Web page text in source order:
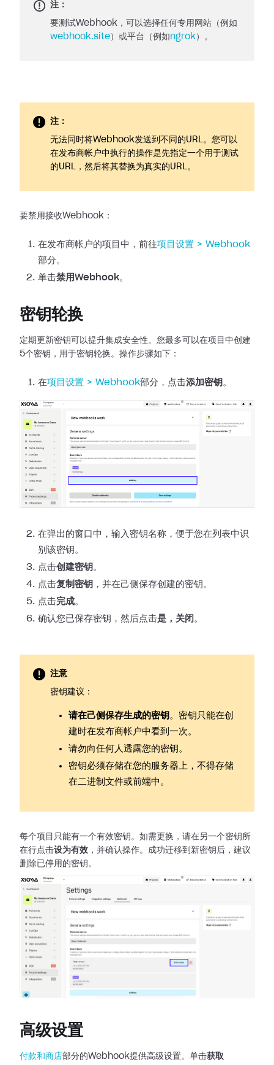
注：
要测试Webhook，可以选择任何专用网站（例如
webhook.site）或平台（例如 ngrok）。
注：
无法同时将Webhook发送到不同的URL。您可以
在发布商帐户中执行的操作是先指定一个用于测试
的URL，然后将其替换为真实的URL。
要禁用接收Webhook：
在发布商帐户的项目中，前往项目设置 > Webhook
部分。
单击禁用Webhook。
密钥轮换
定期更新密钥可以提升集成安全性。您最多可以在项目中创建
5个密钥，用于密钥轮换。操作步骤如下：
在项目设置 > Webhook部分，点击添加密钥 。
在弹出的窗口中，输入密钥名称，便于您在列表中识
别该密钥。
点击创建密钥 。
点击复制密钥 ，并在己侧保存创建的密钥。
点击完成。
确认您已保存密钥，然后点击是，关闭 。
注意
密钥建议：
请在己侧保存生成的密钥 。密钥只能在创
建时在发布商帐户中看到一次。
请勿向任何人透露您的密钥。
密钥必须存储在您的服务器上，不得存储
在二进制文件或前端中。
每个项目只能有一个有效密钥。如需更换，请在另一个密钥所
在行点击设为有效 ，并确认操作。成功迁移到新密钥后，建议
删除已停用的密钥。
高级设置
付款和商店部分的Webhook提供高级设置。单击获取